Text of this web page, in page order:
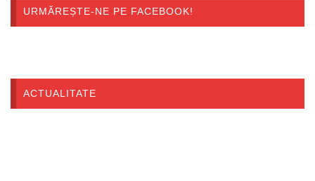
URMĂREȘTE-NE PE FACEBOOK!
ACTUALITATE